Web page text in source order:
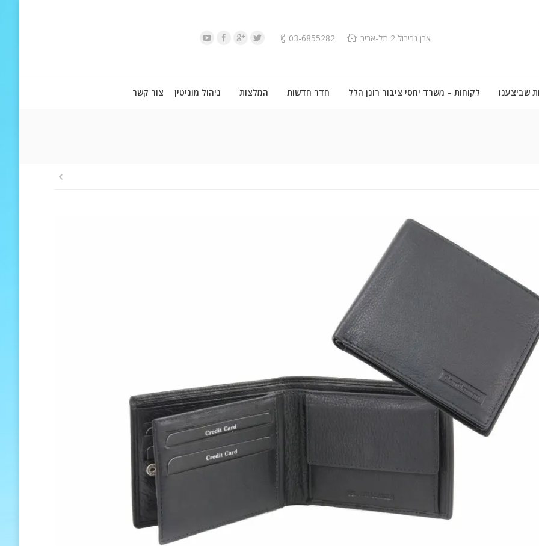
אבן גבירול 2 תל-אביב 03-6855282
שביצענו לקוחות – משרד יחסי ציבור רונן הלל חדר חדשות המלצות ניהול מוניטין צור קשר